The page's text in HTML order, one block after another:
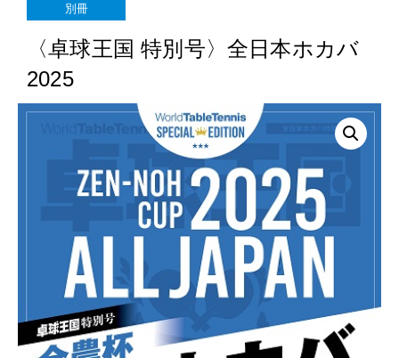
別冊
〈卓球王国 特別号〉全日本ホカバ
2025